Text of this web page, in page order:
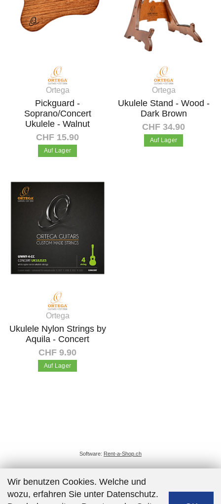
Ortega
Pickguard -
Soprano/Concert
Ukulele - Walnut
CHF 15.90
Auf Lager
In den Warenkorb
Ortega
Ukulele Stand - Wood -
Dark Brown
CHF 34.90
Auf Lager
Ortega
Ukulele Nylon Strings by
Aquila - Concert
CHF 9.90
Auf Lager
Software: Rent-a-Shop.ch
Wir benutzen Cookies. Welche und
wozu, erfahren Sie unter Datenschutz.